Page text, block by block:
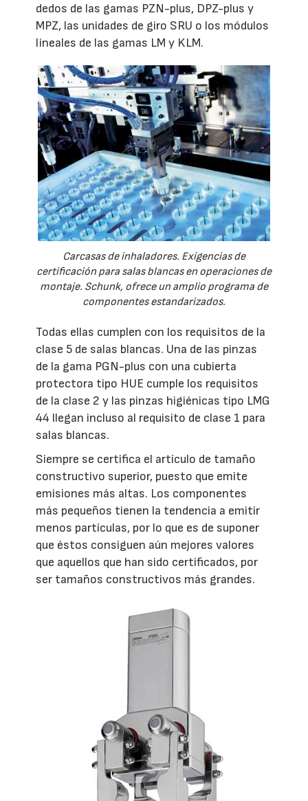
dedos de las gamas PZN-plus, DPZ-plus y
MPZ, las unidades de giro SRU o los módulos
lineales de las gamas LM y KLM.
Carcasas de inhaladores. Exigencias de
certificación para salas blancas en operaciones de
montaje. Schunk, ofrece un amplio programa de
componentes estandarizados.
Todas ellas cumplen con los requisitos de la
clase 5 de salas blancas. Una de las pinzas
de la gama PGN-plus con una cubierta
protectora tipo HUE cumple los requisitos
de la clase 2 y las pinzas higiénicas tipo LMG
44 llegan incluso al requisito de clase 1 para
salas blancas.
Siempre se certifica el artículo de tamaño
constructivo superior, puesto que emite
emisiones más altas. Los componentes
más pequeños tienen la tendencia a emitir
menos partículas, por lo que es de suponer
que éstos consiguen aún mejores valores
que aquellos que han sido certificados, por
ser tamaños constructivos más grandes.